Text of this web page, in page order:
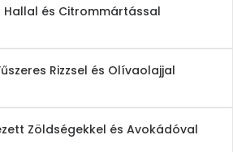
Hallal és Citrommártással
Rizzsel és Olívaolajjal
Zöldségekkel és Avokádóval